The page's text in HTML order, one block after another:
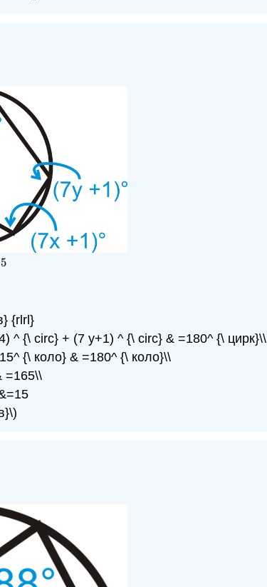
5
5
{rlrl}
^ {\ circ} + (7 y+1) ^ {\ circ} & =180^ {\ цирк}\\
{\ коло} & =180^ {\ коло}\\
=165\\